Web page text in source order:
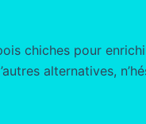
chiches pour
alternatives,